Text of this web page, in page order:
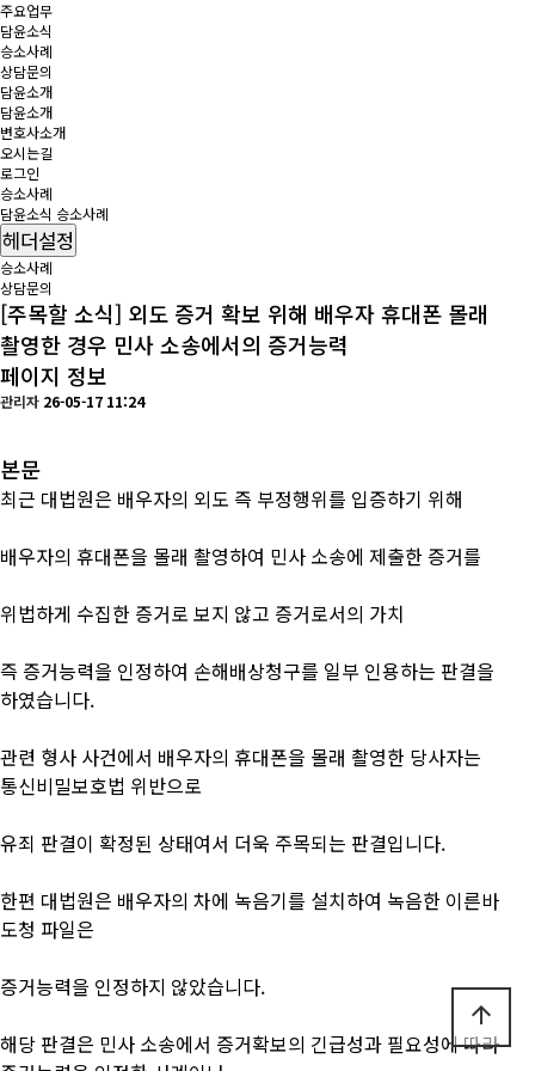
주요업무
담윤소식
승소사례
상담문의
담윤소개
담윤소개
변호사소개
오시는길
로그인
승소사례
담윤소식 승소사례
헤더설정
승소사례
상담문의
[주목할 소식] 외도 증거 확보 위해 배우자 휴대폰 몰래
촬영한 경우 민사 소송에서의 증거능력
페이지 정보
관리자 26-05-17 11:24
본문
최근 대법원은 배우자의 외도 즉 부정행위를 입증하기 위해
배우자의 휴대폰을 몰래 촬영하여 민사 소송에 제출한 증거를
위법하게 수집한 증거로 보지 않고 증거로서의 가치
즉 증거능력을 인정하여 손해배상청구를 일부 인용하는 판결을
하였습니다.
관련 형사 사건에서 배우자의 휴대폰을 몰래 촬영한 당사자는
통신비밀보호법 위반으로
유죄 판결이 확정된 상태여서 더욱 주목되는 판결입니다.
한편 대법원은 배우자의 차에 녹음기를 설치하여 녹음한 이른바
도청 파일은
증거능력을 인정하지 않았습니다.
해당 판결은 민사 소송에서 증거확보의 긴급성과 필요성에 따라
arrow_upward